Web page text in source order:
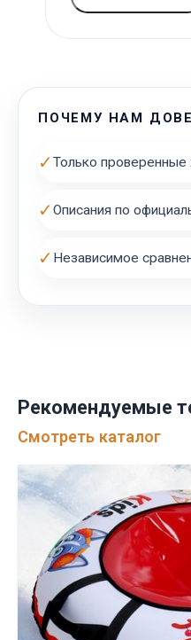
ПОЧЕМУ НАМ
✓Только проверенные
✓Описания по
✓ Независимое
Рекомендуемые
Смотреть каталог